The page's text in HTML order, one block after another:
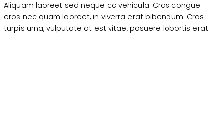
Aliquam laoreet sed neque ac vehicula. Cras congue
eros nec quam laoreet, in viverra erat bibendum. Cras
turpis urna, vulputate at est vitae, posuere lobortis erat.